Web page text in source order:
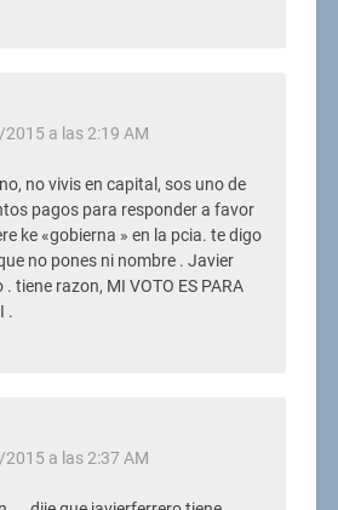
a las 2:19 AM
no vivis en capital, sos uno de
pagos para responder a favor
ke «gobierna » en la pcia. te digo
no pones ni nombre . Javier
. tiene razon, MI VOTO ES PARA
.
a las 2:37 AM